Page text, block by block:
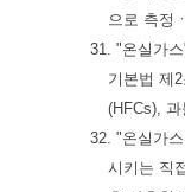
으로 측정
31. "온실가
기본법 제
(HFCs),
32. "온실가
시키는 직